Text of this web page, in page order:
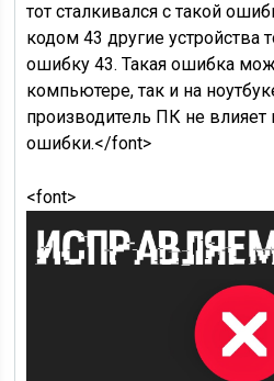
тот сталкивался с такой
кодом 43 другие устройства
ошибку 43. Такая ошибка
компьютере, так и на
производитель ПК не влияет
ошибки.</font>
<font>